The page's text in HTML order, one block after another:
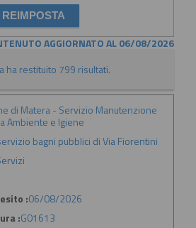
AGGIORNATO AL 06/08/2026
ha restituito 799 risultati.
di Matera - Servizio Manutenzione
Ambiente e Igiene
bagni pubblici di Via Fiorentini
:06/08/2026
:G01613